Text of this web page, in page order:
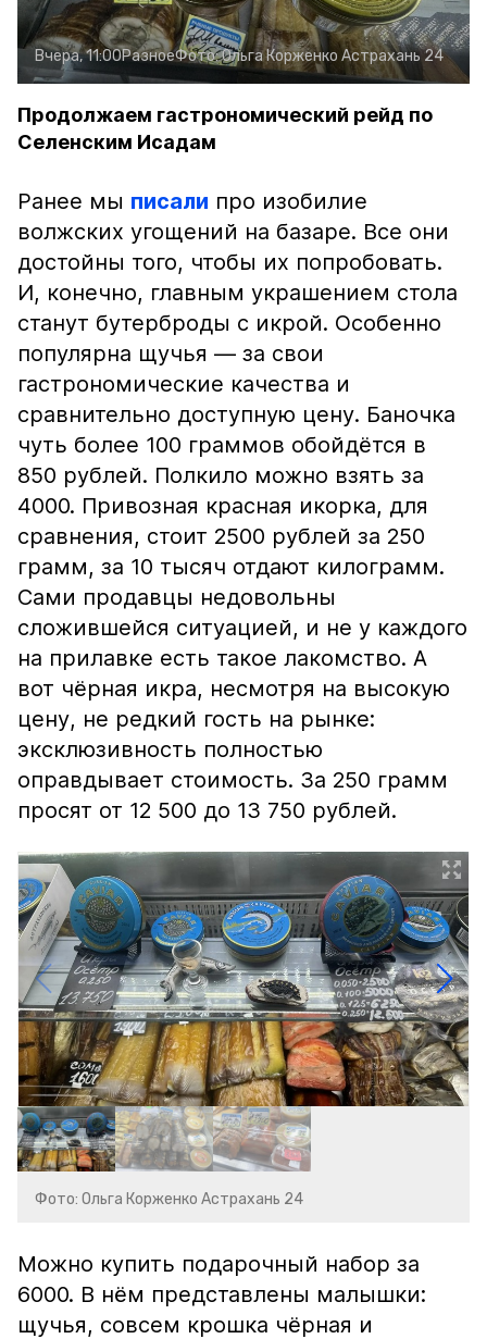
Вчера, 11:00РазноеФото:Ольга Корженко Астрахань 24
Продолжаем гастрономический рейд по
Селенским Исадам
Ранее мы писали про изобилие
волжских угощений на базаре. Все они
достойны того, чтобы их попробовать.
И, конечно, главным украшением стола
станут бутерброды с икрой. Особенно
популярна щучья — за свои
гастрономические качества и
сравнительно доступную цену. Баночка
чуть более 100 граммов обойдётся в
850 рублей. Полкило можно взять за
4000. Привозная красная икорка, для
сравнения, стоит 2500 рублей за 250
грамм, за 10 тысяч отдают килограмм.
Сами продавцы недовольны
сложившейся ситуацией, и не у каждого
на прилавке есть такое лакомство. А
вот чёрная икра, несмотря на высокую
цену, не редкий гость на рынке:
эксклюзивность полностью
оправдывает стоимость. За 250 грамм
просят от 12 500 до 13 750 рублей.
Фото: Ольга Корженко Астрахань 24
Можно купить подарочный набор за
6000. В нём представлены малышки:
щучья, совсем крошка чёрная и